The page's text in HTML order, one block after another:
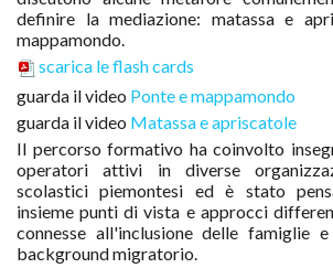
definire la mediazione: matassa e
mappamondo.
scarica le flash cards
guarda il video Ponte e mappamondo
guarda il video Matassa e apriscatole
Il percorso formativo ha coinvolto
operatori attivi in diverse
scolastici piemontesi ed è stato
insieme punti di vista e approcci
connesse all'inclusione delle famiglie
background migratorio.